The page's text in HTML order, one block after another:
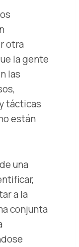
otra
la gente
las
tácticas
están
una
a la
conjunta